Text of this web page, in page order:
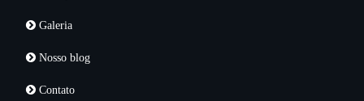
Galeria
Nosso blog
Contato